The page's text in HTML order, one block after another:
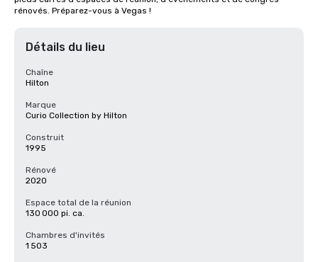
rénovés. Préparez-vous à Vegas !
Détails du lieu
Chaîne
Hilton
Marque
Curio Collection by Hilton
Construit
1995
Rénové
2020
Espace total de la réunion
130 000 pi. ca.
Chambres d'invités
1 503